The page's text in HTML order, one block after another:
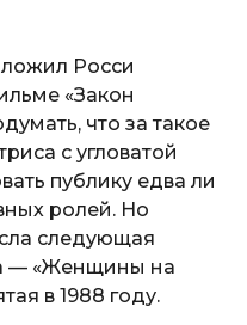
Росси
«Закон
что за такое
с угловатой
публику едва ли
ролей. Но
следующая
— «Женщины на
в 1988 году.